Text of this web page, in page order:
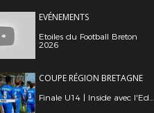
EVÉNEMENTS
Etoiles du Football Breton
2026
COUPE RÉGION BRETAGNE
Finale U14 | Inside avec l'Ed...